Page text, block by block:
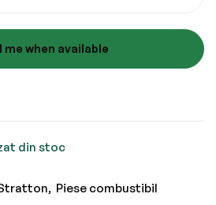
me when available
din stoc
Piese combustibil